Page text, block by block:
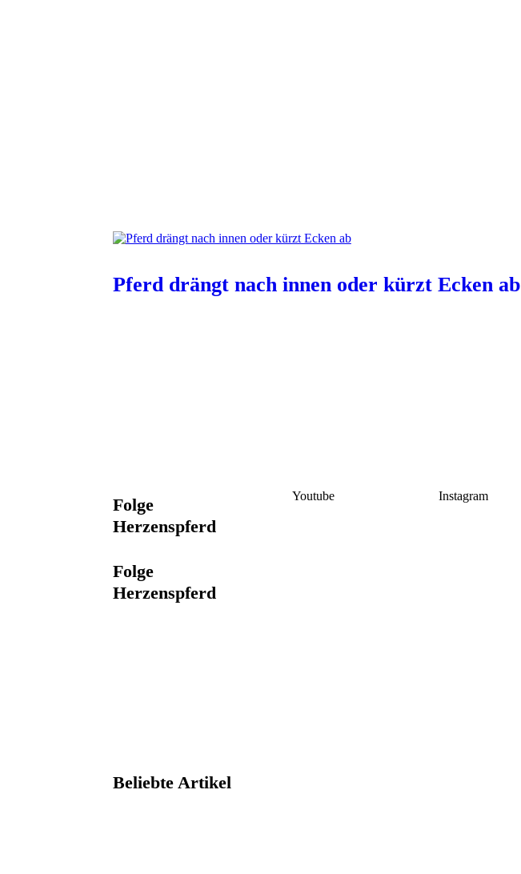
Pferd drängt nach innen oder kürzt Ecken ab
Folge
Herzenspferd
Folge
Herzenspferd
Youtube Instagram
Beliebte Artikel